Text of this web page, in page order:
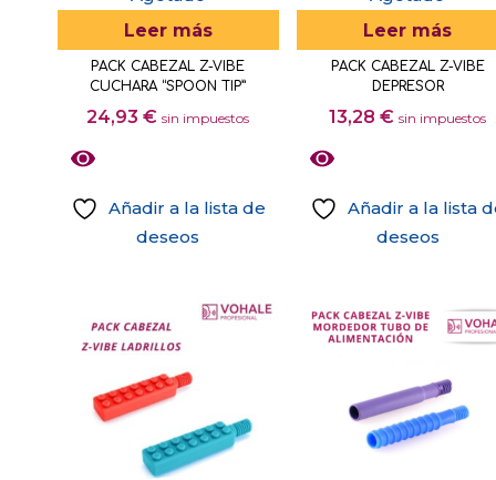
Leer más
PACK CABEZAL Z-VIBE
CUCHARA “SPOON TIP”
24,93€ sin impuestos
Añadir a la lista de
deseos
Leer más
PACK CABEZAL Z-VIBE
DEPRESOR
13,28€ sin impuestos
Añadir a la lista
deseos